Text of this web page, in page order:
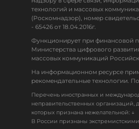
технологий и массовых
(Роскомнадзор), номер
- 65426 от 18.04.2016г.
Функционирует при финансовой
Министерства цифрового
массовых коммуникаций
На информационном ресурсе
рекомендательные технологии.
Перечень иностранных и
неправительственных организаций,
которых признана нежелательной: ↓
В России признаны